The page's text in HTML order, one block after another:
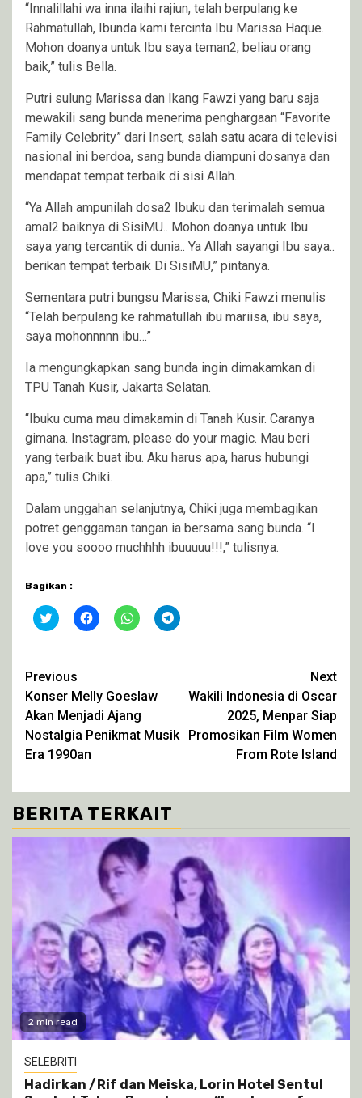
“Innalillahi wa inna ilaihi rajiun, telah berpulang ke
Rahmatullah, Ibunda kami tercinta Ibu Marissa Haque.
Mohon doanya untuk Ibu saya teman2, beliau orang
baik,” tulis Bella.
Putri sulung Marissa dan Ikang Fawzi yang baru saja
mewakili sang bunda menerima penghargaan “Favorite
Family Celebrity” dari Insert, salah satu acara di televisi
nasional ini berdoa, sang bunda diampuni dosanya dan
mendapat tempat terbaik di sisi Allah.
“Ya Allah ampunilah dosa2 Ibuku dan terimalah semua
amal2 baiknya di SisiMU.. Mohon doanya untuk Ibu
saya yang tercantik di dunia.. Ya Allah sayangi Ibu saya..
berikan tempat terbaik Di SisiMU,” pintanya.
Sementara putri bungsu Marissa, Chiki Fawzi menulis
“Telah berpulang ke rahmatullah ibu mariisa, ibu saya,
saya mohonnnnn ibu…”
Ia mengungkapkan sang bunda ingin dimakamkan di
TPU Tanah Kusir, Jakarta Selatan.
“Ibuku cuma mau dimakamin di Tanah Kusir. Caranya
gimana. Instagram, please do your magic. Mau beri
yang terbaik buat ibu. Aku harus apa, harus hubungi
apa,” tulis Chiki.
Dalam unggahan selanjutnya, Chiki juga membagikan
potret genggaman tangan ia bersama sang bunda. “I
love you soooo muchhhh ibuuuuu!!!,” tulisnya.
Bagikan :
Klik
untuk
di
jendela
yang
baru)
Klik
untuk
yang
baru)
Klik
untuk
yang
baru)
Klik
untuk
yang
baru)
Continue
Reading
Previous
Konser Melly Goeslaw
Akan Menjadi Ajang
Nostalgia Penikmat Musik
Era 1990an
Next
Wakili Indonesia di Oscar
2025, Menpar Siap
Promosikan Film Women
From Rote Island
BERITA TERKAIT
2 min read
SELEBRITI
Hadirkan /Rif dan Meiska, Lorin Hotel Sentul